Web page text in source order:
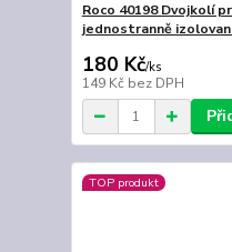
Roco 40198 Dvojkolí
jednostranně
180 Kč/ks
149 Kč bez DPH
TOP produkt